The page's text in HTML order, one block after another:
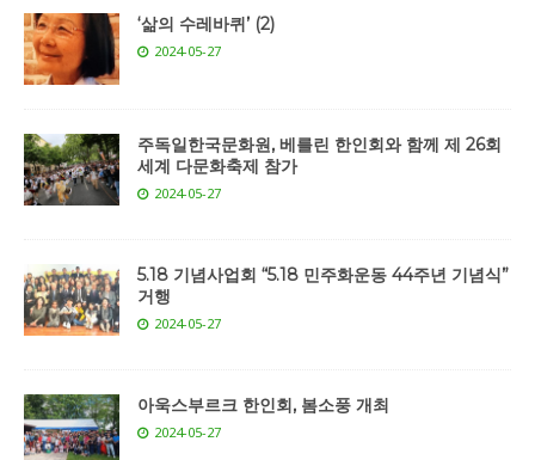
‘삶의 수레바퀴’ (2)
2024-05-27
주독일한국문화원, 베를린 한인회와 함께 제 26회
세계 다문화축제 참가
2024-05-27
5.18 기념사업회 “5.18 민주화운동 44주년 기념식”
거행
2024-05-27
아욱스부르크 한인회, 봄소풍 개최
2024-05-27